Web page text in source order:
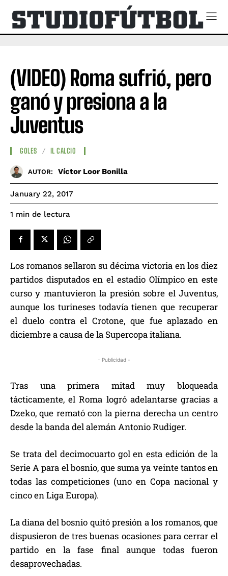
(VIDEO) Roma sufrió, pero
ganó y presiona a la
Juventus
GOLES IL CALCIO
AUTOR: Víctor Loor Bonilla
January 22, 2017
1 min de lectura
Los romanos sellaron su décima victoria en los diez
partidos disputados en el estadio Olímpico en este
curso y mantuvieron la presión sobre el Juventus,
aunque los turineses todavía tienen que recuperar
el duelo contra el Crotone, que fue aplazado en
diciembre a causa de la Supercopa italiana.
- Publicidad -
Tras una primera mitad muy bloqueada
tácticamente, el Roma logró adelantarse gracias a
Dzeko, que remató con la pierna derecha un centro
desde la banda del alemán Antonio Rudiger.
Se trata del decimocuarto gol en esta edición de la
Serie A para el bosnio, que suma ya veinte tantos en
todas las competiciones (uno en Copa nacional y
cinco en Liga Europa).
La diana del bosnio quitó presión a los romanos, que
dispusieron de tres buenas ocasiones para cerrar el
partido en la fase final aunque todas fueron
desaprovechadas.